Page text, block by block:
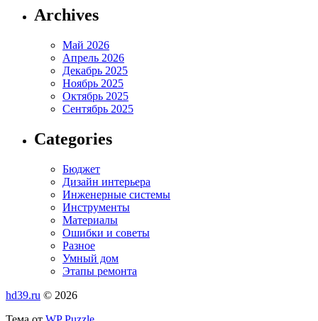
Archives
Май 2026
Апрель 2026
Декабрь 2025
Ноябрь 2025
Октябрь 2025
Сентябрь 2025
Categories
Бюджет
Дизайн интерьера
Инженерные системы
Инструменты
Материалы
Ошибки и советы
Разное
Умный дом
Этапы ремонта
hd39.ru © 2026